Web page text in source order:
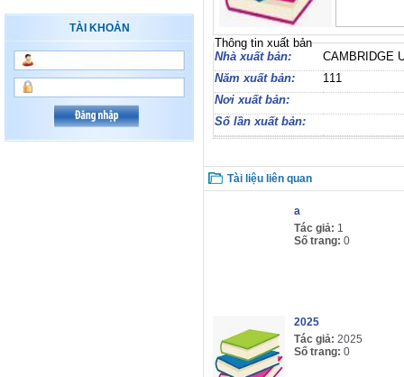
TÀI KHOẢN
Thông tin xuất bản
Nhà xuất bản:
CAMBRIDGE
Năm xuất bản:
111
Nơi xuất bản:
Số lần xuất bản:
Tài liệu liên quan
a
Tác giả: 1
Số trang: 0
2025
Tác giả: 2025
Số trang: 0